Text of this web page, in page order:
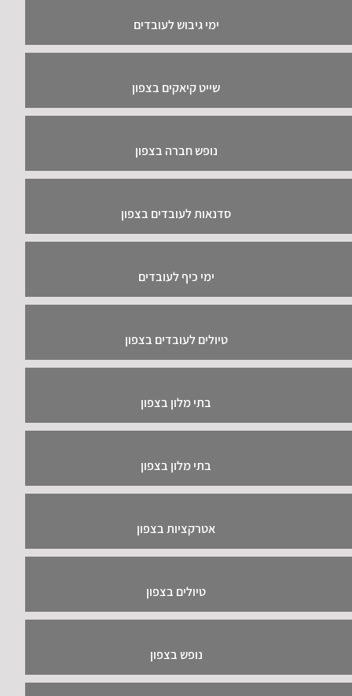
ימי גיבוש לעובדים
שייט קיאקים בצפון
נופש חברה בצפון
סדנאות לעובדים בצפון
ימי כיף לעובדים
טיולים לעובדים בצפון
בתי מלון בצפון
בתי מלון בצפון
אטרקציות בצפון
טיולים בצפון
נופש בצפון